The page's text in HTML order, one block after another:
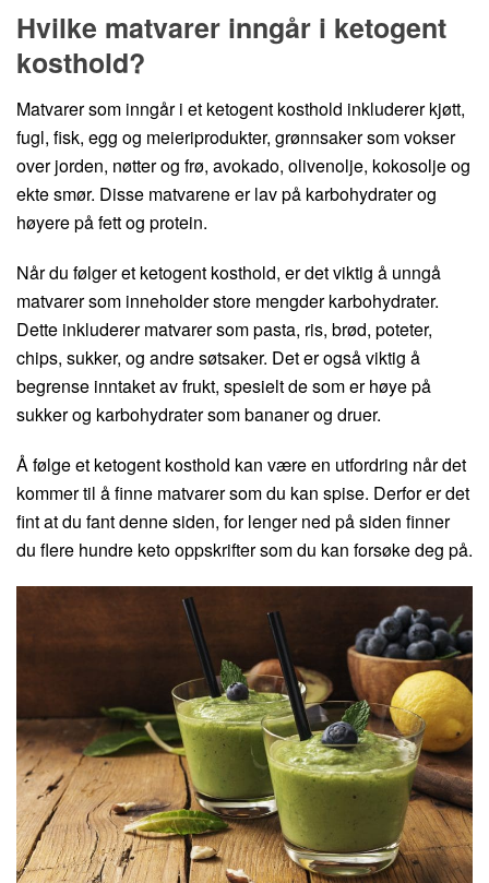
Hvilke matvarer inngår i ketogent
kosthold?
Matvarer som inngår i et ketogent kosthold inkluderer kjøtt,
fugl, fisk, egg og meieriprodukter, grønnsaker som vokser
over jorden, nøtter og frø, avokado, olivenolje, kokosolje og
ekte smør. Disse matvarene er lav på karbohydrater og
høyere på fett og protein.
Når du følger et ketogent kosthold, er det viktig å unngå
matvarer som inneholder store mengder karbohydrater.
Dette inkluderer matvarer som pasta, ris, brød, poteter,
chips, sukker, og andre søtsaker. Det er også viktig å
begrense inntaket av frukt, spesielt de som er høye på
sukker og karbohydrater som bananer og druer.
Å følge et ketogent kosthold kan være en utfordring når det
kommer til å finne matvarer som du kan spise. Derfor er det
fint at du fant denne siden, for lenger ned på siden finner
du flere hundre keto oppskrifter som du kan forsøke deg på.